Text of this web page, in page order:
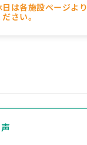
は各施設ページより
さい。